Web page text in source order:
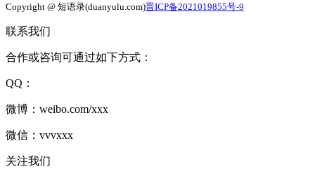
Copyright @ 短语录(duanyulu.com)晋ICP备2021019855号-9
联系我们
合作或咨询可通过如下方式：
QQ：
微博：weibo.com/xxx
微信：vvvxxx
关注我们